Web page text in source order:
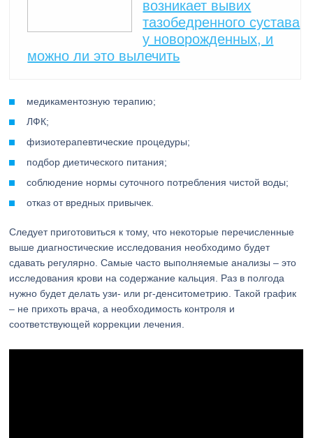
возникает вывих
тазобедренного сустава
у новорожденных, и
можно ли это вылечить
медикаментозную терапию;
ЛФК;
физиотерапевтические процедуры;
подбор диетического питания;
соблюдение нормы суточного потребления чистой воды;
отказ от вредных привычек.
Следует приготовиться к тому, что некоторые перечисленные
выше диагностические исследования необходимо будет
сдавать регулярно. Самые часто выполняемые анализы – это
исследования крови на содержание кальция. Раз в полгода
нужно будет делать узи- или рг-денситометрию. Такой график
– не прихоть врача, а необходимость контроля и
соответствующей коррекции лечения.